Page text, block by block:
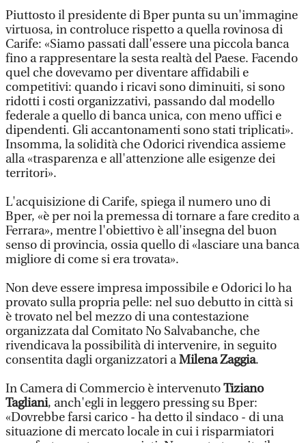
Piuttosto il presidente di Bper punta su un'immagine
virtuosa, in controluce rispetto a quella rovinosa di
Carife: «Siamo passati dall'essere una piccola banca
fino a rappresentare la sesta realtà del Paese. Facendo
quel che dovevamo per diventare affidabili e
competitivi: quando i ricavi sono diminuiti, si sono
ridotti i costi organizzativi, passando dal modello
federale a quello di banca unica, con meno uffici e
dipendenti. Gli accantonamenti sono stati triplicati».
Insomma, la solidità che Odorici rivendica assieme
alla «trasparenza e all'attenzione alle esigenze dei
territori».
L'acquisizione di Carife, spiega il numero uno di
Bper, «è per noi la premessa di tornare a fare credito a
Ferrara», mentre l'obiettivo è all'insegna del buon
senso di provincia, ossia quello di «lasciare una banca
migliore di come si era trovata».
Non deve essere impresa impossibile e Odorici lo ha
provato sulla propria pelle: nel suo debutto in città si
è trovato nel bel mezzo di una contestazione
organizzata dal Comitato No Salvabanche, che
rivendicava la possibilità di intervenire, in seguito
consentita dagli organizzatori aMilena Zaggia.
In Camera di Commercio è intervenutoTiziano
Tagliani, anch'egli in leggero pressing su Bper:
«Dovrebbe farsi carico - ha detto il sindaco - di una
situazione di mercato locale in cui i risparmiatori